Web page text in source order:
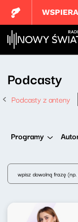
Podcasty
Podcasty z anteny
Programy